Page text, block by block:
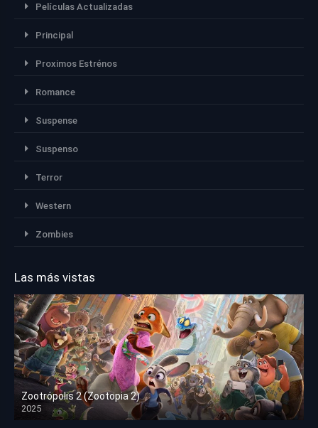
Películas Actualizadas
Principal
Proximos Estrénos
Romance
Suspense
Suspenso
Terror
Western
Zombies
Las más vistas
Zootrópolis 2 (Zootopia 2)
2025
HD 1080p